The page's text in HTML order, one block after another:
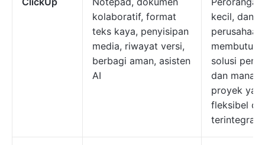
kolaboratif, format
teks kaya, penyisipan
media, riwayat versi,
berbagi aman, asisten
AI
kecil, dan
solusi
dan
proyek
fleksibel
terintegrasi.